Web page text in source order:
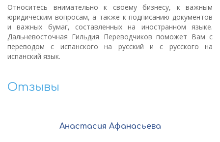
Относитесь внимательно к своему бизнесу, к важным
юридическим вопросам, а также к подписанию документов
и важных бумаг, составленных на иностранном языке.
Дальневосточная Гильдия Переводчиков поможет Вам с
переводом с испанского на русский и с русского на
испанский язык.
Отзывы
Анастасия Афанасьева